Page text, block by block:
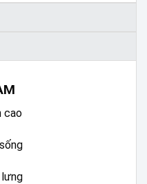
cao
lưng